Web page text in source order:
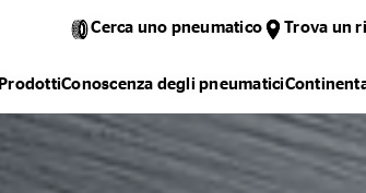
Cerca uno pneumatico Trova un
ProdottiConoscenza degli pneumatici